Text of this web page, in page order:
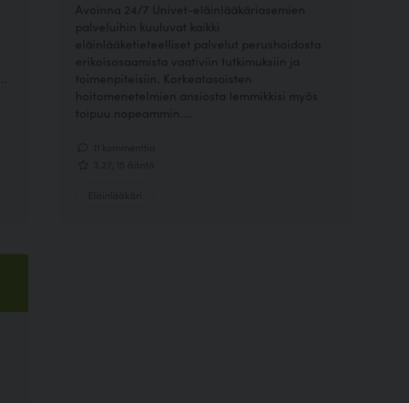
Avoinna 24/7 Univet-eläinlääkäriasemien
palveluihin kuuluvat kaikki
eläinlääketieteelliset palvelut perushoidosta
erikoisosaamista vaativiin tutkimuksiin ja
toimenpiteisiin. Korkeatasoisten
hoitomenetelmien ansiosta lemmikkisi myös
toipuu nopeammin....